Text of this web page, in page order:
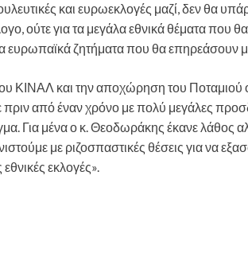
και ευρωεκλογές μαζί, δεν θα
ούτε για τα μεγάλα εθνικά θέματα που
ευρωπαϊκά ζητήματα που θα
ΚΙΝΑΛ και την αποχώρηση του
από έναν χρόνο με πολύ μεγάλες
Για μένα ο κ. Θεοδωράκης έκανε λάθος
με ριζοσπαστικές θέσεις για να
εκλογές».